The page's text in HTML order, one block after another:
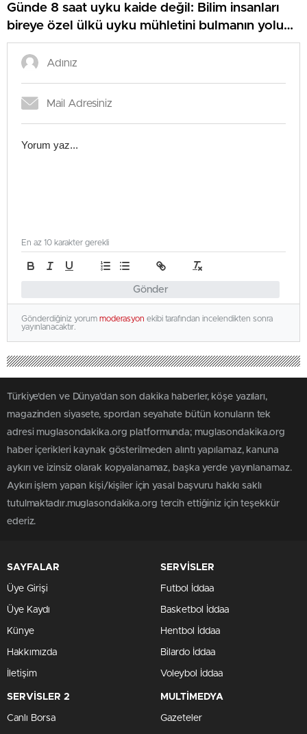
Günde 8 saat uyku kaide değil: Bilim insanları
bireye özel ülkü uyku mühletini bulmanın yolunu
açıkladı
Gönder
En az 10 karakter gerekli
Gönderdiğiniz yorum moderasyon ekibi tarafından incelendikten sonra
yayınlanacaktır.
Türkiye'den ve Dünya’dan son dakika haberler, köşe yazıları,
magazinden siyasete, spordan seyahate bütün konuların tek
adresi muglasondakika.org platformunda; muglasondakika.org
haber içerikleri kaynak gösterilmeden alıntı yapılamaz, kanuna
aykırı ve izinsiz olarak kopyalanamaz, başka yerde yayınlanamaz.
Aykırı işlem yapan kişi/kişiler için yasal başvuru hakkı saklı
tutulmaktadır.muglasondakika.org tercih ettiğiniz için teşekkür
ederiz.
SAYFALAR
Üye Girişi
Üye Kaydı
Künye
Hakkımızda
İletişim
SERVİSLER
Futbol İddaa
Basketbol İddaa
Hentbol İddaa
Bilardo İddaa
Voleybol İddaa
SERVİSLER 2
Canlı Borsa
MULTİMEDYA
Gazeteler